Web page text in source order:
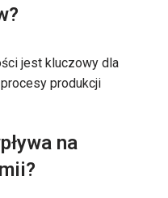
jest kluczowy dla
produkcji
na